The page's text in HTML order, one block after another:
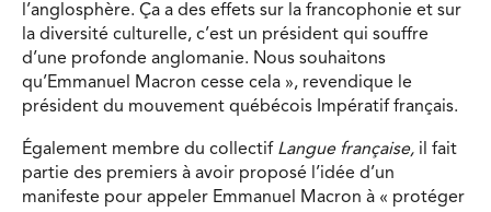
l’anglosphère. Ça a des effets sur la francophonie et sur
la diversité culturelle, c’est un président qui souffre
d’une profonde anglomanie. Nous souhaitons
qu’Emmanuel Macron cesse cela », revendique le
président du mouvement québécois Impératif français.
Également membre du collectif Langue française, il fait
partie des premiers à avoir proposé l’idée d’un
manifeste pour appeler Emmanuel Macron à « protéger